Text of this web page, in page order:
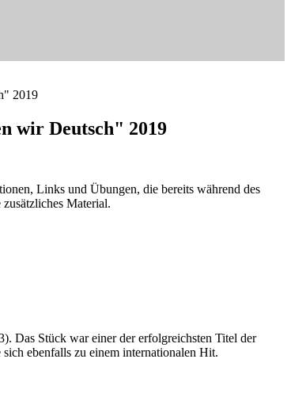
2019
wir Deutsch" 2019
Links und Übungen, die bereits während des
Material.
Das Stück war einer der erfolgreichsten Titel der
ebenfalls zu einem internationalen Hit.